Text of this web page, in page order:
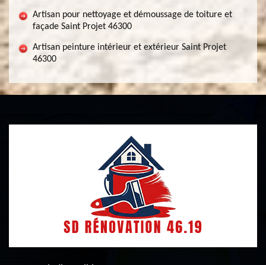
Artisan pour nettoyage et démoussage de toiture et
façade Saint Projet 46300
Artisan peinture intérieur et extérieur Saint Projet
46300